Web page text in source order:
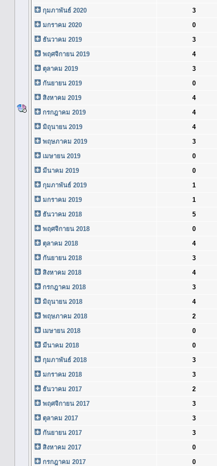
กุมภาพันธ์ 2020
3
มกราคม 2020
0
ธันวาคม 2019
3
พฤศจิกายน 2019
4
ตุลาคม 2019
3
กันยายน 2019
0
สิงหาคม 2019
4
กรกฎาคม 2019
4
มิถุนายน 2019
4
พฤษภาคม 2019
3
เมษายน 2019
0
มีนาคม 2019
0
กุมภาพันธ์ 2019
1
มกราคม 2019
1
ธันวาคม 2018
5
พฤศจิกายน 2018
0
ตุลาคม 2018
4
กันยายน 2018
3
สิงหาคม 2018
4
กรกฎาคม 2018
3
มิถุนายน 2018
4
พฤษภาคม 2018
2
เมษายน 2018
0
มีนาคม 2018
0
กุมภาพันธ์ 2018
3
มกราคม 2018
3
ธันวาคม 2017
2
พฤศจิกายน 2017
3
ตุลาคม 2017
3
กันยายน 2017
3
สิงหาคม 2017
0
กรกฎาคม 2017
0